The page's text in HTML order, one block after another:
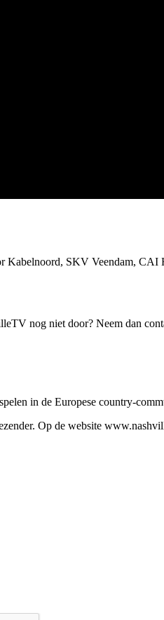
Kabelnoord, SKV Veendam,
nog niet door? Neem dan
in de Europese country-
Op de website